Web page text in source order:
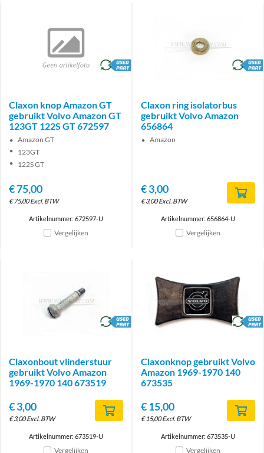
brand
Claxon knop Amazon GT
gebruikt Volvo Amazon GT
123GT 122S GT 672597
Amazon GT
123GT
122S GT
€75,00
€75,00 Excl. BTW
Artikelnummer: 672597-U
Vergelijken
brand
Claxon ring isolatorbus
gebruikt Volvo Amazon
656864
Amazon
€3,00
€3,00 Excl. BTW
Artikelnummer: 656864-U
Vergelijken
brand
Claxonbout vlinderstuur
gebruikt Volvo Amazon
1969-1970 140 673519
€3,00
€3,00 Excl. BTW
Artikelnummer: 673519-U
Vergelijken
brand
Claxonknop gebruikt Volvo
Amazon 1969-1970 140
673535
€15,00
€15,00 Excl. BTW
Artikelnummer: 673535-U
Vergelijken